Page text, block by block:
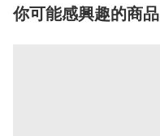
你可能感興趣的商品